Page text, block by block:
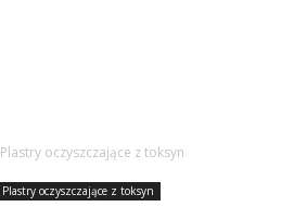
Plastry oczyszczające z toksyn
Plastry oczyszczające z toksyn